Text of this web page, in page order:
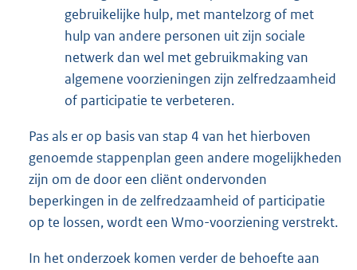
gebruikelijke hulp, met mantelzorg of met
hulp van andere personen uit zijn sociale
netwerk dan wel met gebruikmaking van
algemene voorzieningen zijn zelfredzaamheid
of participatie te verbeteren.
Pas als er op basis van stap 4 van het hierboven
genoemde stappenplan geen andere mogelijkheden
zijn om de door een cliënt ondervonden
beperkingen in de zelfredzaamheid of participatie
op te lossen, wordt een Wmo-voorziening verstrekt.
In het onderzoek komen verder de behoefte aan